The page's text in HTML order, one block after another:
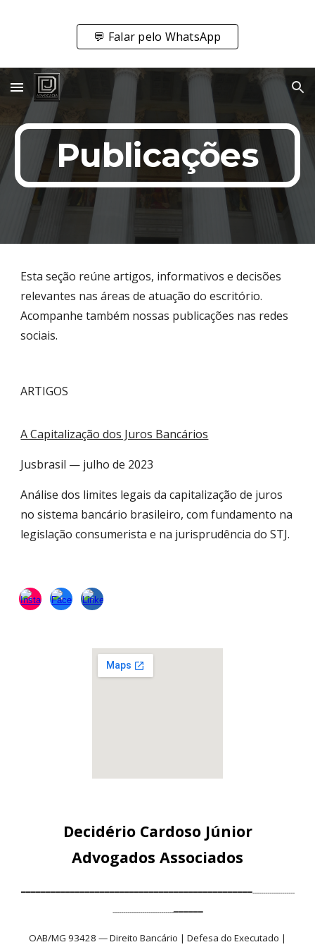
Skip to main content Skip to navigation
💬 Falar pelo WhatsApp
Publicações
Esta seção reúne artigos, informativos e decisões
relevantes nas áreas de atuação do escritório.
Acompanhe também nossas publicações nas redes
sociais.
ARTIGOS
A Capitalização dos Juros Bancários
Jusbrasil — julho de 2023
Análise dos limites legais da capitalização de juros
no sistema bancário brasileiro, com fundamento na
legislação consumerista e na jurisprudência do STJ.
Decidério Cardoso Júnior
Advogados Associados
━━━━━━━━━━━━━━━━━━━━━━━━━━━━━━━━━━━━━━━━━━━━━━━--------------------
-----------------------------━━━━━━
OAB/MG 93428 — Direito Bancário | Defesa do Executado |